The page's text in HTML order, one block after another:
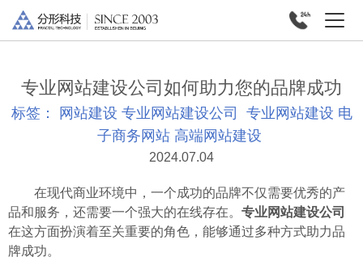
专业网站建设公司如何助力您的品牌成功
标签： 网站建设 专业网站建设公司 专业网站建设 电
子商务网站 高端网站建设
2024.07.04
在现代商业环境中，一个成功的品牌不仅需要优秀的产
品和服务，还需要一个强大的在线存在。 专业网站建设公司
在这方面扮演着至关重要的角色，能够通过多种方式助力品
牌成功。